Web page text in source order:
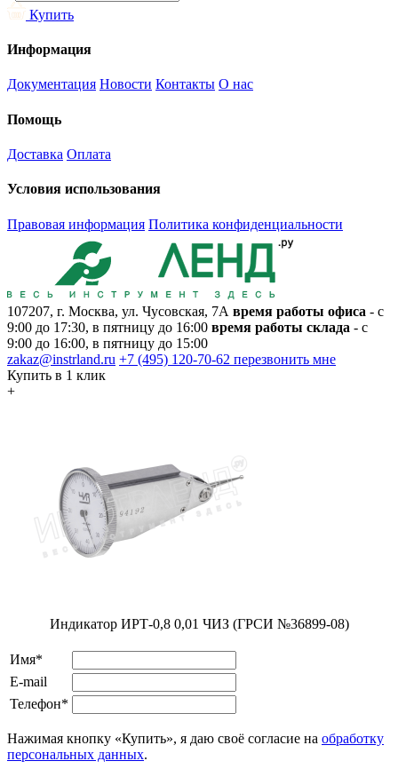
Купить
Информация
Документация Новости Контакты О нас
Помощь
Доставка Оплата
Условия использования
Правовая информация Политика конфиденциальности
107207, г. Москва, ул. Чусовская, 7А время работы офиса - с
9:00 до 17:30, в пятницу до 16:00 время работы склада - с
9:00 до 16:00, в пятницу до 15:00
zakaz@instrland.ru +7 (495) 120-70-62 перезвонить мне
Купить в 1 клик
+
Индикатор ИРТ-0,8 0,01 ЧИЗ (ГРСИ №36899-08)
Имя*
E-mail
Телефон*
Нажимая кнопку «Купить», я даю своё согласие на обработку
персональных данных.